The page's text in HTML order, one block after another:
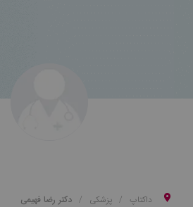
داکتاپ پزشکی دکتر رضا فهیمی